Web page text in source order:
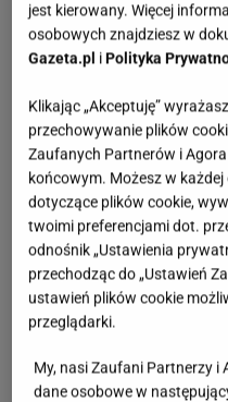
jest kierowany. Więcej
osobowych znajdziesz w
Gazeta.pl iPolityka
Klikając „Akceptuję”
przechowywanie plików
Zaufanych Partnerów i
końcowym. Możesz w
dotyczące plików cookie,
twoimi preferencjami dot.
odnośnik „Ustawienia
przechodząc do „Ustawień
ustawień plików cookie
przeglądarki.
My, nasi Zaufani Partnerzy i
dane osobowe w